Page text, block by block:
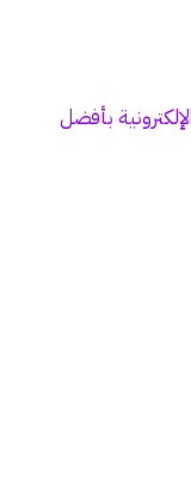
بأفضل